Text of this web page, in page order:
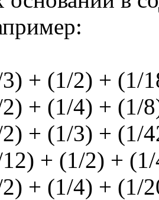
+ (1/2) + (1/
+ (1/4) + (1/
+ (1/3) + (1/
+ (1/2) +
+ (1/4) + (1/